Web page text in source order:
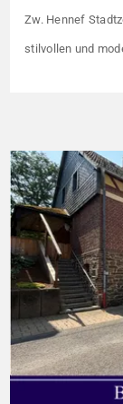
Zw. Hennef
stilvollen und
Bodentiefe,
Modern
Beheizung über